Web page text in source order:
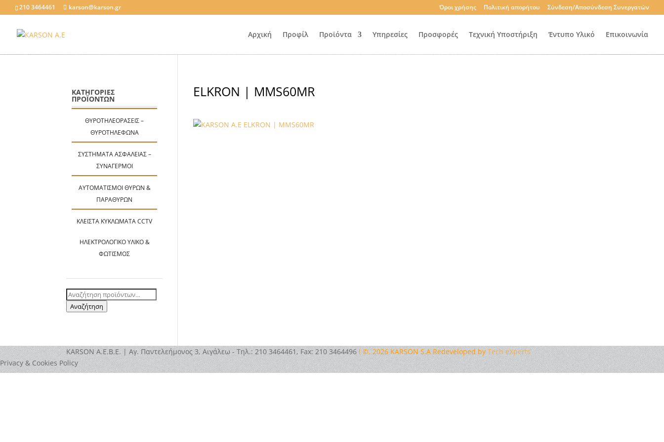
210 3464461 karson@karson.gr Όροι χρήσης Πολιτική απορήτου Σύνδεση/Αποσύνδεση Συνεργατών
Αρχική Προφίλ Προϊόντα Υπηρεσίες Προσφορές Τεχνική Υποστήριξη Έντυπο Υλικό Επικοινωνία
ELKRON | MMS60MR
ΚΑΤΗΓΟΡΙΕΣ
ΠΡΟΪΟΝΤΩΝ
ΘΥΡΟΤΗΛΕΟΡΆΣΕΙΣ –
ΘΥΡΟΤΗΛΈΦΩΝΑ
ΣΥΣΤΉΜΑΤΑ ΑΣΦΑΛΕΊΑΣ –
ΣΥΝΑΓΕΡΜΟΊ
ΑΥΤΟΜΑΤΙΣΜΟΊ ΘΥΡΏΝ &
ΠΑΡΑΘΎΡΩΝ
ΚΛΕΙΣΤΆ ΚΥΚΛΏΜΑΤΑ CCTV
ΗΛΕΚΤΡΟΛΟΓΙΚΌ ΥΛΙΚΌ &
ΦΩΤΙΣΜΌΣ
Αναζήτηση
για:
Αναζήτηση
ΚΑRSOΝ Α.E.B.E. | Αγ. Παντελεήμονος 3, Αιγάλεω - Τηλ.: 210 3464461, Fax: 210 3464496! ©, 2026 KARSON S.A Redeveloped byTech eXperts
Privacy & Cookies Policy